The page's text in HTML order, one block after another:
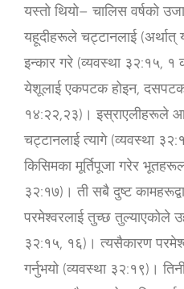
यस्तो थियो– चालिस वर्षको
यहूदीहरूले चट्टानलाई (अर्थात्
इन्कार गरे (व्यवस्था ३२:१५, १
येशूलाई एकपटक होइन, दसपटक
१४:२२,२३)। इस्राएलीहरूले
चट्टानलाई त्यागे (व्यवस्था
किसिमका मूर्तिपूजा गरेर
३२:१७)। ती सबै दुष्ट
परमेश्‍वरलाई तुच्छ तुल्याएकोले
३२:१५, १६)। त्यसैकारण
गर्नुभयो (व्यवस्था ३२:१९)।